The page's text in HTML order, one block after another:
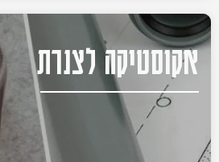
אקוסטיקה לצנרת